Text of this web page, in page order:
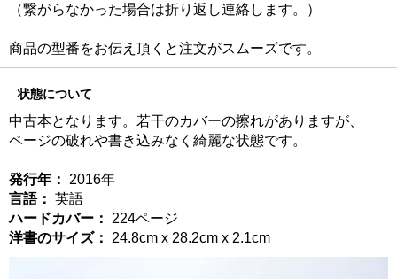
（繋がらなかった場合は折り返し連絡します。）
商品の型番をお伝え頂くと注文がスムーズです。
状態について
中古本となります。若干のカバーの擦れがありますが、
ページの破れや書き込みなく綺麗な状態です。
発行年：
2016年
言語： 英語
ハードカバー：
224ページ
洋書のサイズ：
24.8cm x 28.2cm x 2.1cm